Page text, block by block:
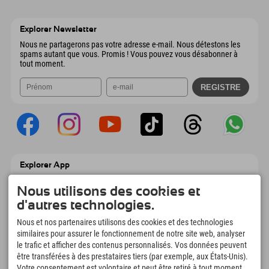
Explorer Newsletter
Nous ne partagerons pas votre adresse e-mail. Nous détestons les
spams autant que vous. Promis ! Vous pouvez vous désabonner à
tout moment.
Explorer App
Explorer à emporter avec aperçu de vos
réservations, liste de choses à faire, aperçu
des restaurants et bien plus encore.
Téléchargez-le maintenant !
L'heure des moments d'exploration
Nous utilisons des cookies et
d'autres technologies.
Nous et nos partenaires utilisons des cookies et des technologies
similaires pour assurer le fonctionnement de notre site web, analyser
le trafic et afficher des contenus personnalisés. Vos données peuvent
être transférées à des prestataires tiers (par exemple, aux États-Unis).